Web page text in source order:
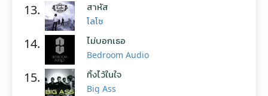
13. สาหัส
โลโซ
14. ไม่บอกเธอ
Bedroom Audio
15. ทิ้งไว้ในใจ
Big Ass